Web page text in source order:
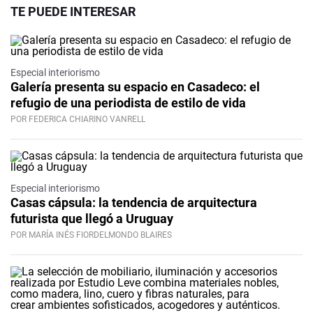
TE PUEDE INTERESAR
Especial interiorismo
Galería presenta su espacio en Casadeco: el
refugio de una periodista de estilo de vida
POR FEDERICA CHIARINO VANRELL
Especial interiorismo
Casas cápsula: la tendencia de arquitectura
futurista que llegó a Uruguay
POR MARÍA INÉS FIORDELMONDO BLAIRES